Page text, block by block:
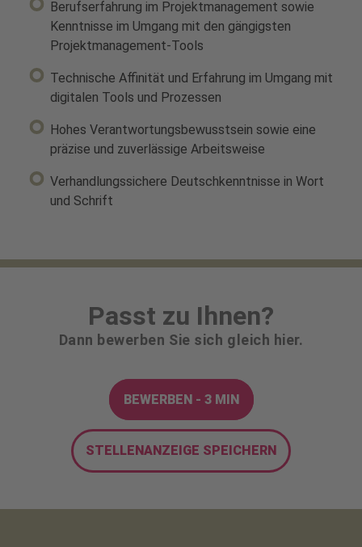
Berufserfahrung im Projektmanagement sowie
Kenntnisse im Umgang mit den gängigsten
Projektmanagement-Tools
Technische Affinität und Erfahrung im Umgang mit
digitalen Tools und Prozessen
Hohes Verantwortungsbewusstsein sowie eine
präzise und zuverlässige Arbeitsweise
Verhandlungssichere Deutschkenntnisse in Wort
und Schrift
Passt zu Ihnen?
Dann bewerben Sie sich gleich hier.
BEWERBEN - 3 MIN
STELLENANZEIGE SPEICHERN